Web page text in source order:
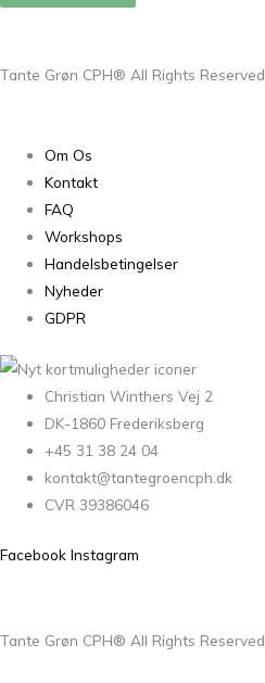
Tante Grøn CPH® All Rights Reserved
Om Os
Kontakt
FAQ
Workshops
Handelsbetingelser
Nyheder
GDPR
Christian Winthers Vej 2
DK-1860 Frederiksberg
+45 31 38 24 04
kontakt@tantegroencph.dk
CVR 39386046
Facebook Instagram
Tante Grøn CPH® All Rights Reserved